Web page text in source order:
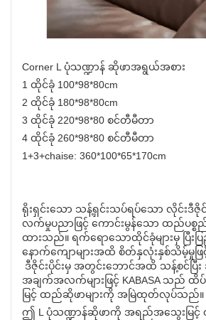
Corner L ပုံသဏ္ဍာန် ဆိုဖာအရွယ်အစား
1 ထိုင်ခုံ 100*98*80cm
2 ထိုင်ခုံ 180*98*80cm
3 ထိုင်ခုံ 220*98*80 စင်တီမီတာ
4 ထိုင်ခုံ 260*98*80 စင်တီမီတာ
1+3+chaise: 360*100*65*170cm
ရိုးရှင်းသော သန့်ရှင်းသပ်ရပ်သော လိုင်းဒီဇို
လက်မှုပညာဖြင့် ကောင်းမွန်သော ထည်ပစ္စ
ထားသည်။ ရက်ရောသောထိုင်ခုံများမှ ပြီးပ
နောက်ကျောများအထိ စိတ်နှလုံးနှစ်သိမ့်မှုဖ
ဒီဇိုင်းပိုင်းမှ အတွင်းဘောင်အထိ သန့်စင်ပြီ
အချက်အလက်များဖြင့် KABASA သည်
မြင့် ထည်ဆိုဖာများကို အမြဲထုတ်လုပ်သည်။
ဤ L ပုံသဏ္ဍာန်ဆိုဖာကို အရည်အသွေးမြင့်